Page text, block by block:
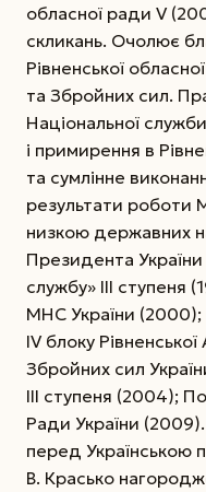
обласної ради V
скликань. Очолює
Рівненської обласної
та Збройних сил.
Національної
і примирення в
та сумлінне
результати роботи
низкою державних
Президента
службу» ІІІ
МНС України
ІV блоку
Збройних сил
ІІІ ступеня (2004);
Ради України
перед Українською
В. Красько